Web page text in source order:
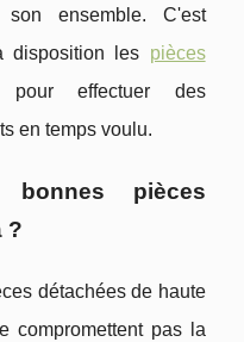
ensemble. C'est
disposition les pièces
pour effectuer des
en temps voulu.
pièces
?
détachées de haute
compromettent pas la